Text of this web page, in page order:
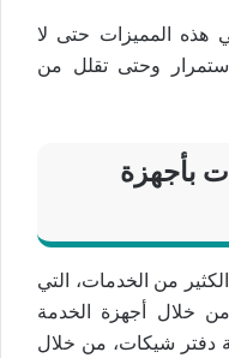
هذه المميزات حتى لا
وحتى تقلل من
بأجهزة
من الخدمات، التي
خلال أجهزة الخدمة
دفتر شيكات، من خلال